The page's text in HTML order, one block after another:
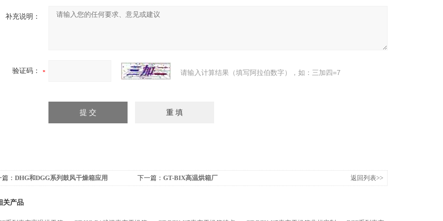
补充说明：
验证码： 请输入计算结果（填写阿拉伯数字），如：三加四=7
： DHG和DGG系列鼓风干燥箱应用 下一篇： GT-BIX高温烘箱厂 返回列表>>
关产品